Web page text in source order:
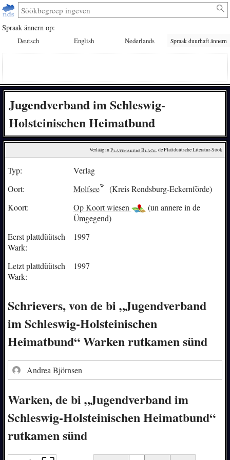
Spraak ännern op:
Deutsch English Nederlands Spraak duurhaft ännern
Jugendverband im Schleswig-
Holsteinischen Heimatbund
Verlääg in Plattmakers Black, de Plattdüütsche Literatur-Söök
Typ:
Verlag
Oort:
Molfsee
(Kreis Rendsburg-Eckernförde)
Koort:
Op Koort wiesen
(un annere in de
Ümgegend)
Eerst plattdüütsch
Wark:
1997
Letzt plattdüütsch
Wark:
1997
Schrievers, von de bi „Jugendverband
im Schleswig-Holsteinischen
Heimatbund“ Warken rutkamen sünd
Andrea Björnsen
Warken, de bi „Jugendverband im
Schleswig-Holsteinischen Heimatbund“
rutkamen sünd